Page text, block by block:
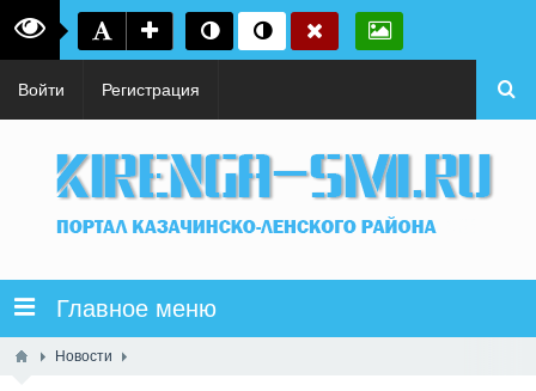
Войти Регистрация
Главное меню
Новости